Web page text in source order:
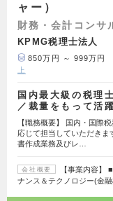
ャー）
財務・会計コンサ
KPMG税理士法人
850万円 ～ 999万円
上
国内最大級の税理
／裁量をもって活
【職務概要】 国内・国際
応じて担当していただき
書作成業務及びレ…
会社概要
【事業内容】
ナンス＆テクノロジー(金